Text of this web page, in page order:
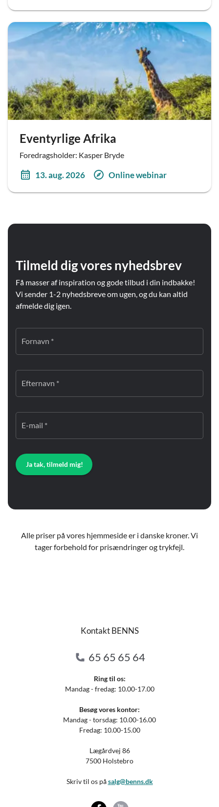
Eventyrlige Afrika
Foredragsholder: Kasper Bryde
13. aug. 2026 Online webinar
Tilmeld dig vores nyhedsbrev
Få masser af inspiration og gode tilbud i din indbakke!
Vi sender 1-2 nyhedsbreve om ugen, og du kan altid
afmelde dig igen.
Fornavn *
Efternavn *
E-mail *
Ja tak, tilmeld mig!
Alle priser på vores hjemmeside er i danske kroner. Vi
tager forbehold for prisændringer og trykfejl.
Kontakt BENNS
65 65 65 64
Ring til os:
Mandag - fredag: 10.00-17.00
Besøg vores kontor:
Mandag - torsdag: 10.00-16.00
Fredag: 10.00-15.00
Lægårdvej 86
7500 Holstebro
Skriv til os påsalg@benns.dk